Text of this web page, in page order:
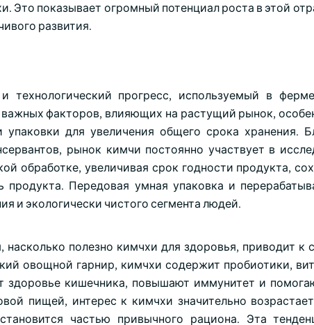
Это показывает огромный потенциал роста в этой
развития.
технологический прогресс, используемый в
факторов, влияющих на растущий рынок,
для увеличения общего срока хранения.
рынок кимчи постоянно участвует в
обработке, увеличивая срок годности продукта,
продукта. Передовая умная упаковка и
и экологически чистого сегмента людей.
полезно кимчхи для здоровья, приводит к
овощной гарнир, кимчхи содержит пробиотики,
здоровье кишечника, повышают иммунитет и
пищей, интерес к кимчхи значительно
частью привычного рациона. Эта